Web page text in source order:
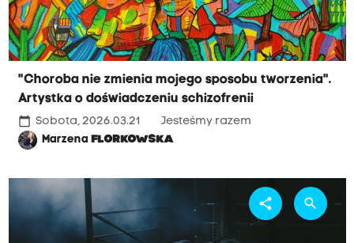
"Choroba nie zmienia mojego sposobu tworzenia".
Artystka o doświadczeniu schizofrenii
calendar_today Sobota, 2026.03.21
Jesteśmy razem
MarzenaFLORKOWSKA
share search